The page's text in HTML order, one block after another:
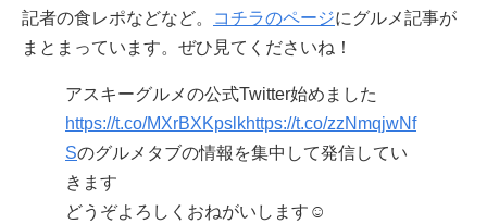
記者の食レポなどなど。
コチラのページにグルメ記事が
まとまっています。ぜひ見てくださいね！
アスキーグルメの公式Twitter始めました
https://t.co/MXrBXKpslkhttps://t.co/zzNmqjwNf
Sのグルメタブの情報を集中して発信してい
きます
どうぞよろしくおねがいします☺️